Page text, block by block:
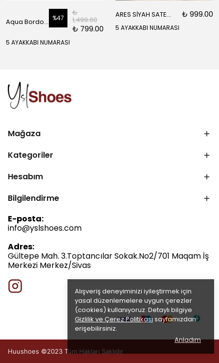
Alışveriş deneyiminizi iyileştirmek için
yasal düzenlemelere uygun çerezler
(cookies) kullanıyoruz. Detaylı bilgiye
Gizlilik ve Çerez Politikası sayfamızdan
erişebilirsiniz.
Anladım
Aqua Bordo Mat Fermuar Detay Sivri Burun Kadın Topuklu Bot %47
₺
1,499.00
₺ 799.00
5 AYAKKABI NUMARASI
ARES SİYAH SATEN ÖNÜ SARI SİYAH DETAYLI BİLEK BAĞLI KADIN TOPUKLU AYAKKABI ₺ 999.00
5 AYAKKABI NUMARASI
Mağaza
Kategoriler
Hesabım
Bilgilendirme
E-posta:
info@yslshoes.com
Adres:
Gültepe Mah. 3.Toptancılar Sokak.No2/701 Maqam İş
Merkezi Merkez/Sivas
Huushoes ©2023 Tüm Hakları Saklıdır